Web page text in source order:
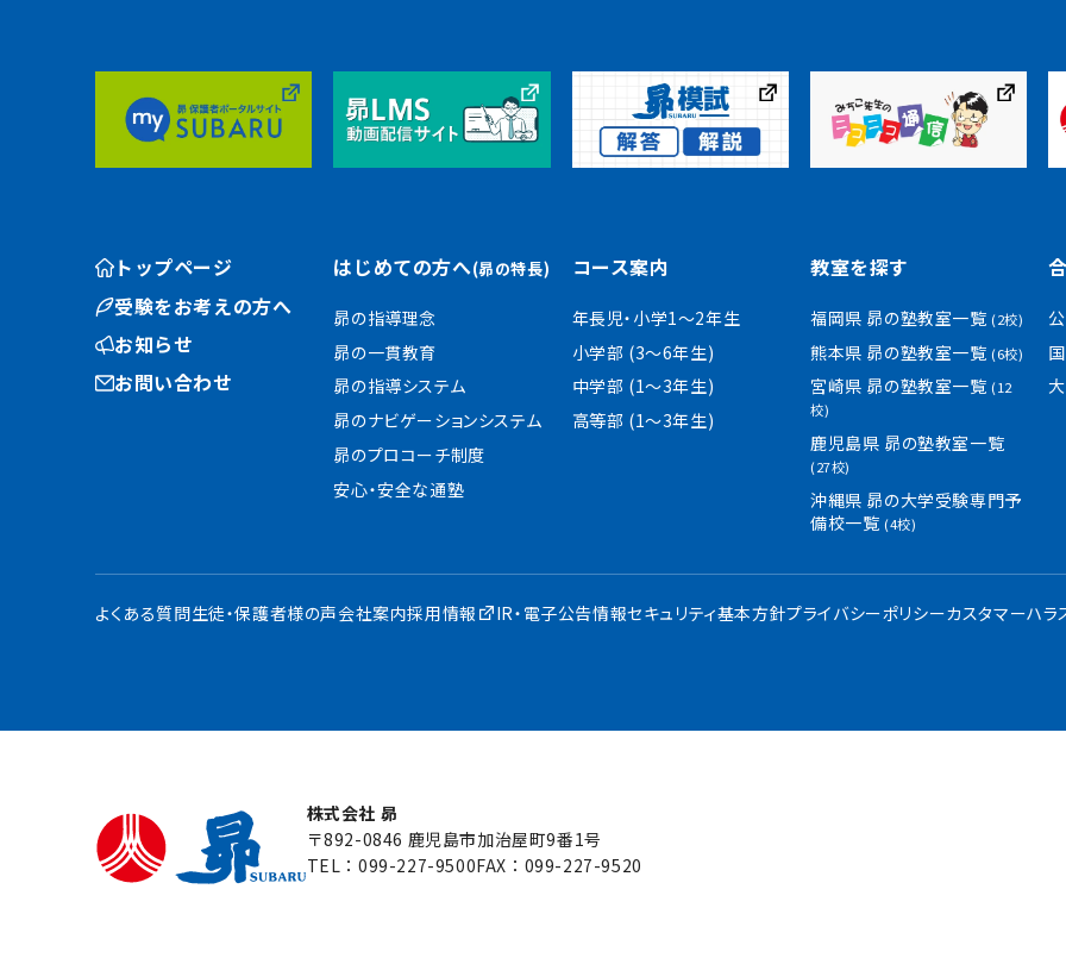
トップページ
受験をお考えの方へ
お知らせ
お問い合わせ
はじめての方へ(昴の特長)
昴の指導理念
昴の一貫教育
昴の指導システム
昴のナビゲーションシステム
昴のプロコーチ制度
安心・安全な通塾
コース案内
年長児・小学1〜2年生
小学部 (3〜6年生)
中学部 (1〜3年生)
高等部 (1〜3年生)
教室を探す
福岡県 昴の塾教室一覧(2校)
熊本県 昴の塾教室一覧(6校)
宮崎県 昴の塾教室一覧(12
校)
鹿児島県 昴の塾教室一覧
(27校)
沖縄県 昴の大学受験専門予
備校一覧 (4校)
よくある質問生徒・保護者様の声会社案内採用情報 IR・電子公告情報セキュリティ基本方針プライバシーポリシーカスタマーハ
株式会社 昴
〒892-0846 鹿児島市加治屋町9番1号
TEL： 099-227-9500FAX：099-227-9520